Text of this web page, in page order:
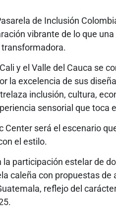
de Inclusión
vibrante de lo que
y el Valle del Cauca se
la excelencia de sus
inclusión, cultura,
sensorial que toca
Center será el escenario
el estilo.
la participación estelar de
caleña con propuestas
reflejo del